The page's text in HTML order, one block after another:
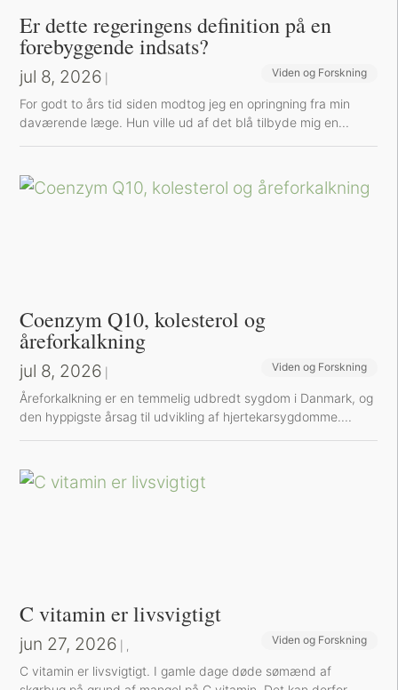
Er dette regeringens definition på en
forebyggende indsats?
jul 8, 2026 Viden og Forskning
For godt to års tid siden modtog jeg en opringning fra min
daværende læge. Hun ville ud af det blå tilbyde mig en...
Coenzym Q10, kolesterol og
åreforkalkning
jul 8, 2026 Viden og Forskning
Å​reforkalkning er en temmelig udbredt sygdom i Danmark, og
den hyppigste årsag til udvikling af hjertekarsygdomme....
C vitamin er livsvigtigt
jun 27, 2026 Sund inspiration
Viden og Forskning
C vitamin er livsvigtigt. I gamle dage døde sømænd af